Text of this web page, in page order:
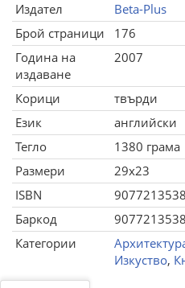
Издател
Beta-Plus
Брой страници
176
Година на
издаване
2007
Корици
твърди
Език
английски
Тегло
1380 грама
Размери
29x23
ISBN
9077213538
Баркод
9077213538
Категории
Изкуство,